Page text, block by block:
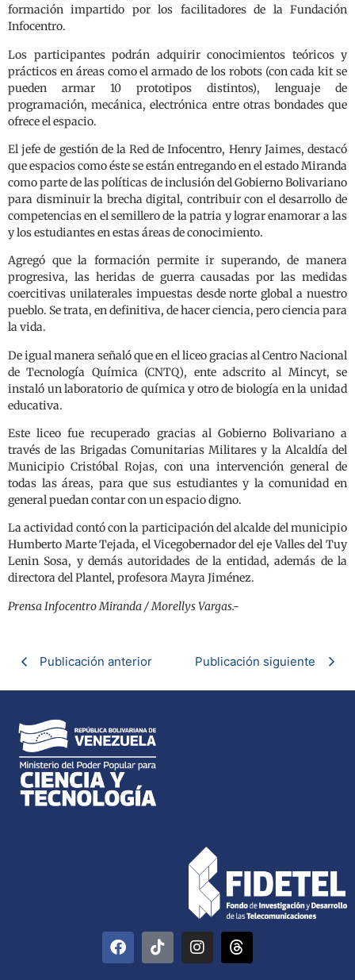
formación impartido por los facilitadores de la Fundación
Infocentro.
Los participantes podrán adquirir conocimientos teóricos y
prácticos en áreas como el armado de los robots (con cada kit se
pueden armar 10 prototipos distintos), lenguaje de
programación, mecánica, electrónica entre otras bondades que
ofrece el espacio.
El jefe de gestión de la Red de Infocentro, Henry Jaimes, destacó
que espacios como éste se están entregando en el estado Miranda
como parte de las políticas de inclusión del Gobierno Bolivariano
para disminuir la brecha digital, contribuir con el desarrollo de
competencias en el semillero de la patria y lograr enamorar a las
y los estudiantes en estas áreas de conocimiento.
Agregó que la formación permite ir superando, de manera
progresiva, las heridas de guerra causadas por las medidas
coercitivas unilaterales impuestas desde norte global a nuestro
pueblo. Se trata, en definitiva, de hacer ciencia, pero ciencia para
la vida.
De igual manera señaló que en el liceo gracias al Centro Nacional
de Tecnología Química (CNTQ), ente adscrito al Mincyt, se
instaló un laboratorio de química y otro de biología en la unidad
educativa.
Este liceo fue recuperado gracias al Gobierno Bolivariano a
través de las Brigadas Comunitarias Militares y la Alcaldía del
Municipio Cristóbal Rojas, con una intervención general de
todas las áreas, para que sus estudiantes y la comunidad en
general puedan contar con un espacio digno.
La actividad contó con la participación del alcalde del municipio
Humberto Marte Tejada, el Vicegobernador del eje Valles del Tuy
Lenin Sosa, y demás autoridades de la entidad, además de la
directora del Plantel, profesora Mayra Jiménez.
Prensa Infocentro Miranda / Morellys Vargas.-
Publicación anterior Publicación siguiente